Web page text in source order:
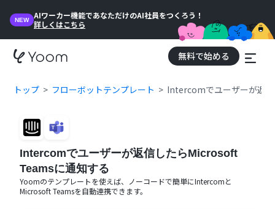
NEW
AIワーカー機能であなただけのAI社員をつくろう！
詳しくはこちら
無料で始める
トップ フローボットテンプレート Intercomでユーザーが返
Intercomでユーザーが返信したらMicrosoft
Teamsに通知する
Yoomのテンプレートを使えば、ノーコードで簡単にIntercomと
Microsoft Teamsを自動連携できます。